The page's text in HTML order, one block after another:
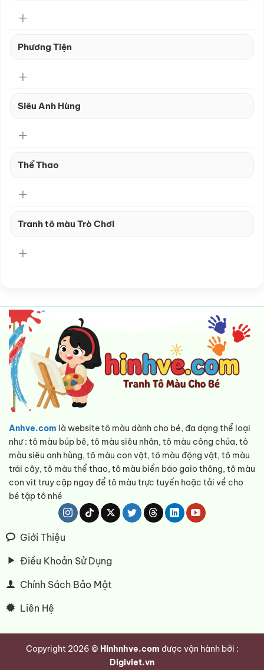
Phương Tiện
Siêu Anh Hùng
Thể Thao
Tranh tô màu Trò Chơi
Anhve.com là website tô màu dành cho bé, đa dạng thể loại
như : tô màu búp bê, tô màu siêu nhân, tô màu công chúa, tô
màu siêu anh hùng, tô màu con vật, tô màu động vật, tô màu
trái cây, tô màu thể thao, tô màu biển báo gaio thông, tô màu
con vit truy cập ngay để tô màu trực tuyến hoặc tải về cho
bé tập tô nhé
Giới Thiệu
Điều Khoản Sử Dụng
Chính Sách Bảo Mật
Liên Hệ
Copyright 2026 © Hinhnhve.com được vận hành bởi :
Digiviet.vn